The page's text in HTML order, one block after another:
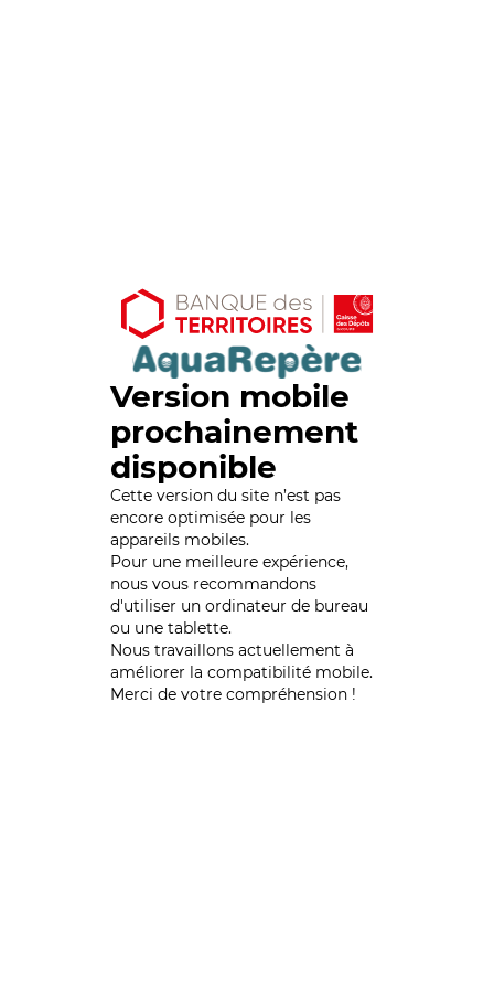
Version mobile
prochainement
disponible
Cette version du site n’est pas
encore optimisée pour les
appareils mobiles.
Pour une meilleure expérience,
nous vous recommandons
d'utiliser un ordinateur de bureau
ou une tablette.
Nous travaillons actuellement à
améliorer la compatibilité mobile.
Merci de votre compréhension !